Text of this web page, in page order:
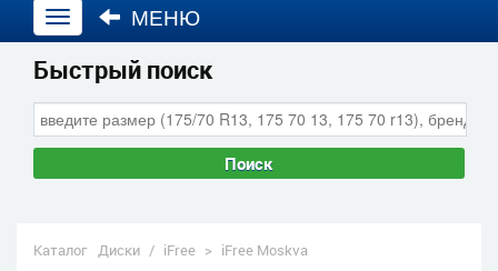
Открыть
навигацию
МЕНЮ
Быстрый поиск
Поиск
Каталог Диски / iFree > iFree Moskva